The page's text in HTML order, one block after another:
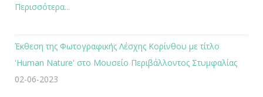
Περισσότερα...
Έκθεση της Φωτογραφικής Λέσχης Κορίνθου με τίτλο
'Human Nature' στο Μουσείο Περιβάλλοντος Στυμφαλίας
02-06-2023